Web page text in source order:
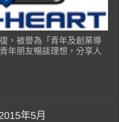
，被譽為「青年及創業導
年朋友暢談理想，分享人
年5月